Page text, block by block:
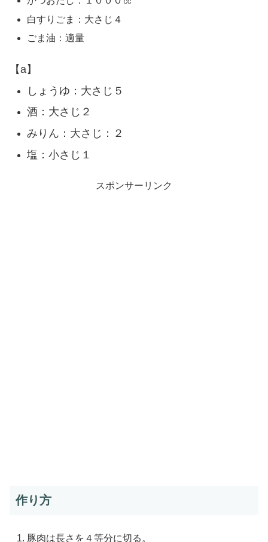
白すりごま：大さじ４
ごま油：適量
【a】
しょうゆ：大さじ５
酒：大さじ２
みりん：大さじ：２
塩：小さじ１
スポンサーリンク
作り方
豚肉は長さを４等分に切る。